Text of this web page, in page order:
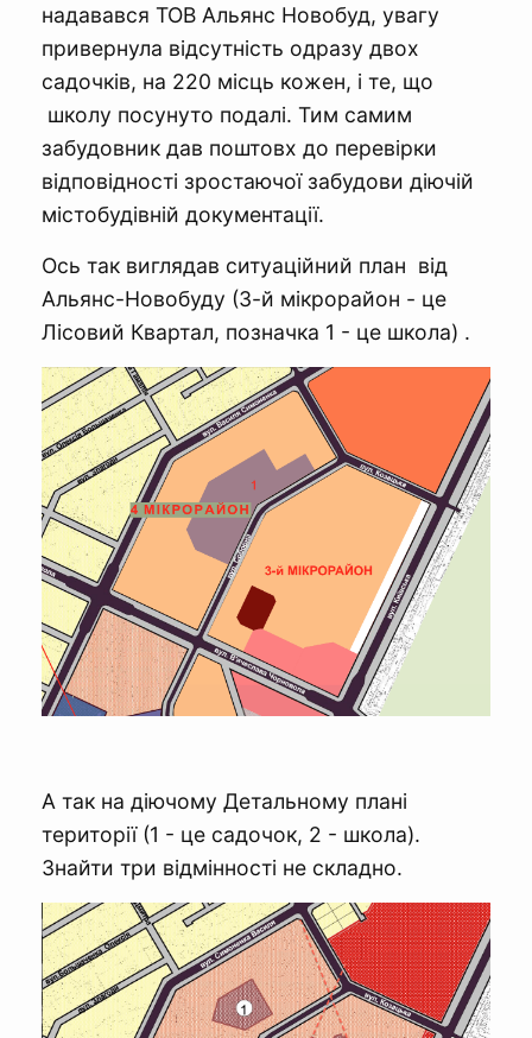
надавався ТОВ Альянс Новобуд, увагу
привернула відсутність одразу двох
садочків, на 220 місць кожен, і те, що
школу посунуто подалі. Тим самим
забудовник дав поштовх до перевірки
відповідності зростаючої забудови діючій
містобудівній документації.
Ось так виглядав ситуаційний план від
Альянс-Новобуду (3-й мікрорайон - це
Лісовий Квартал, позначка 1 - це школа) .
А так на діючому Детальному плані
території (1 - це садочок, 2 - школа).
Знайти три відмінності не складно.